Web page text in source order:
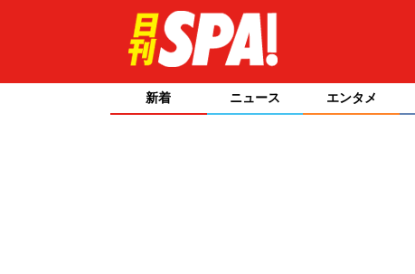
新着 ニュース エンタメ